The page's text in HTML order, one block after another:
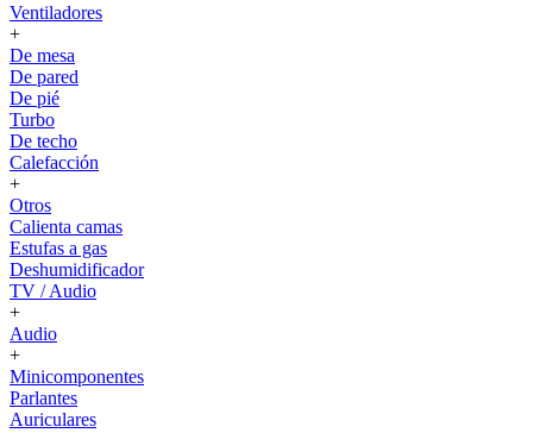
Ventiladores
+
De mesa
De pared
De pié
Turbo
De techo
Calefacción
+
Otros
Calienta camas
Estufas a gas
Deshumidificador
TV / Audio
+
Audio
+
Minicomponentes
Parlantes
Auriculares